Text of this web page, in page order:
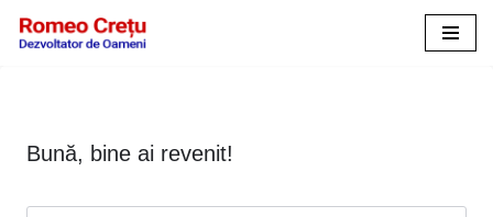
Bună, bine ai revenit!